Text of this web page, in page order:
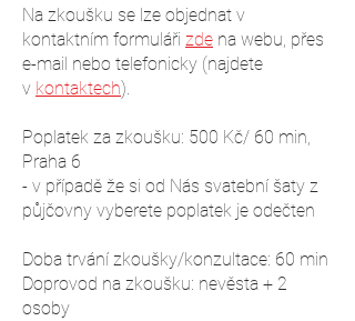
Na zkoušku se lze objednat v
kontaktním formuláři zde na webu, přes
e-mail nebo telefonicky (najdete
v kontaktech).
Poplatek za zkoušku: 500 Kč/ 60 min,
Praha 6
- v případě že si od Nás svatební šaty z
půjčovny vyberete poplatek je odečten
Doba trvání zkoušky/konzultace: 60 min
Doprovod na zkoušku: nevěsta + 2
osoby